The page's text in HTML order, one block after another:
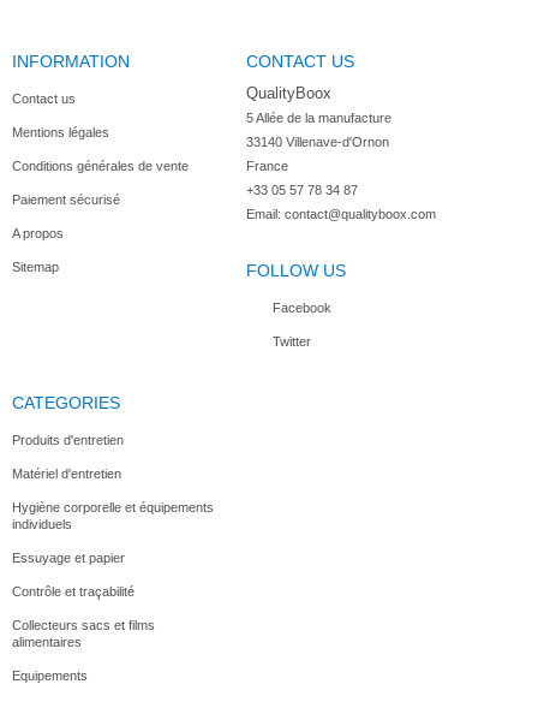
INFORMATION
Contact us
Mentions légales
Conditions générales de vente
Paiement sécurisé
A propos
Sitemap
CONTACT US
QualityBoox
5 Allée de la manufacture
33140 Villenave-d'Ornon
France
+33 05 57 78 34 87
Email: contact@qualityboox.com
FOLLOW US
Facebook
Twitter
CATEGORIES
Produits d'entretien
Matériel d'entretien
Hygiène corporelle et équipements
individuels
Essuyage et papier
Contrôle et traçabilité
Collecteurs sacs et films
alimentaires
Equipements